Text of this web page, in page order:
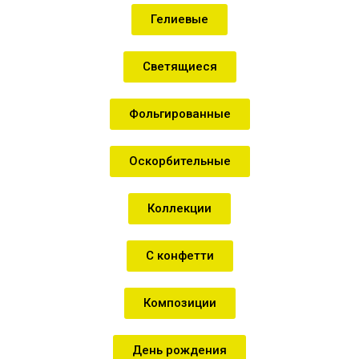
Гелиевые
Светящиеся
Фольгированные
Оскорбительные
Коллекции
С конфетти
Композиции
День рождения